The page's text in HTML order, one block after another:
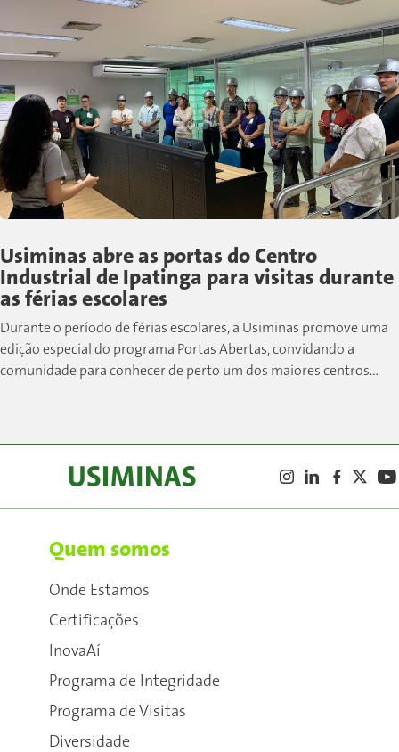
Usiminas abre as portas do Centro
Industrial de Ipatinga para visitas durante
as férias escolares
Durante o período de férias escolares, a Usiminas promove uma
edição especial do programa Portas Abertas, convidando a
comunidade para conhecer de perto um dos maiores centros
Quem somos
Onde Estamos
Certificações
InovaAí
Programa de Integridade
Programa de Visitas
Diversidade